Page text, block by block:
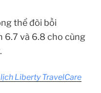
thể đòi bồi
6.7 và 6.8 cho cùng
Liberty TravelCare